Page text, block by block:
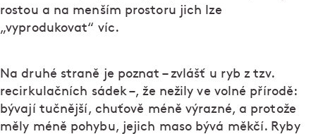
rostou a na menším prostoru jich lze
„vyprodukovat“ víc.
Na druhé straně je poznat – zvlášť u ryb z tzv.
recirkulačních sádek –, že nežily ve volné přírodě:
bývají tučnější, chuťově méně výrazné, a protože
měly méně pohybu, jejich maso bývá měkčí. Ryby